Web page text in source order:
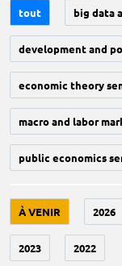
tout big data
development and
economic theory
macro and labor
public economics
À VENIR 2026
2023 2022